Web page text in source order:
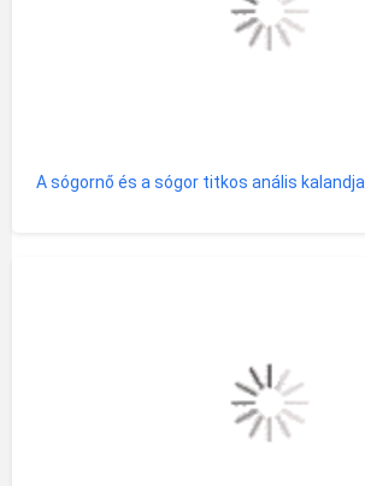
A sógornő és a sógor titkos anális kalandja